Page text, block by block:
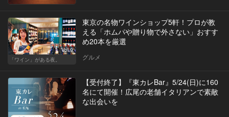
Vol.9
「ワイン」がある夜。
東京の名物ワインショップ5軒！プロが教
える「ホムパや贈り物で外さない」おすす
め20本を厳選
グルメ
【受付終了】『東カレBar』5/24(日)に160
名にて開催！広尾の老舗イタリアンで素敵
な出会いを